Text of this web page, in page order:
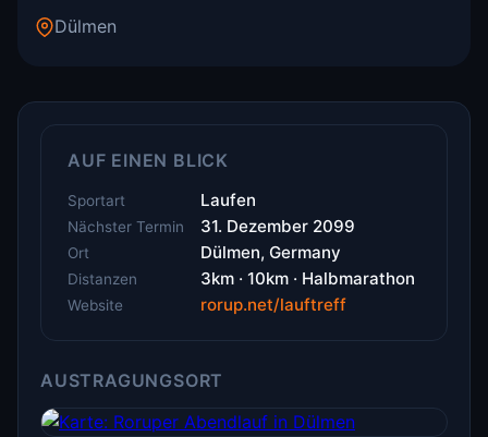
Dülmen
AUF EINEN BLICK
Sportart Laufen
Nächster Termin 31. Dezember 2099
Ort Dülmen, Germany
Distanzen 3km · 10km · Halbmarathon
Website rorup.net/lauftreff
AUSTRAGUNGSORT